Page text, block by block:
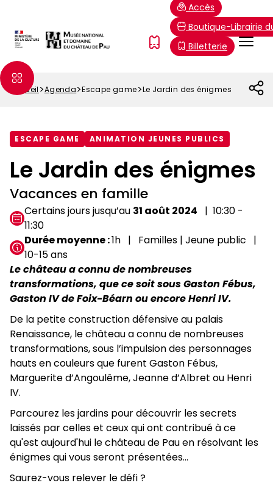
contenu
principal
Menu
FR
Accès
Boutique-Librairie
Billetterie
Fil
Accueil Agenda Escape game Le Jardin des énigmes
ESCAPE GAME ANIMATION JEUNES PUBLICS
Le Jardin des énigmes
Vacances en famille
Certains jours jusqu’au 31 août 2024
10:30 -
11:30
Durée moyenne 1h
Familles | Jeune public
10-15 ans
Le château a connu de nombreuses
transformations, que ce soit sous Gaston Fébus,
Gaston IV de Foix-Béarn ou encore Henri IV.
De la petite construction défensive au palais
Renaissance, le château a connu de nombreuses
transformations, sous l’impulsion des personnages
hauts en couleurs que furent Gaston Fébus,
Marguerite d’Angoulême, Jeanne d’Albret ou Henri
IV.
Parcourez les jardins pour découvrir les secrets
laissés par celles et ceux qui ont contribué à ce
qu'est aujourd'hui le château de Pau en résolvant les
énigmes qui vous seront présentées...
Saurez-vous relever le défi ?